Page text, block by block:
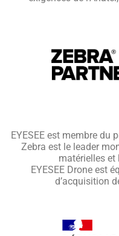
EYESEE est membre du
Zebra est le leader
matérielles
EYESEE Drone est
d’acquisition